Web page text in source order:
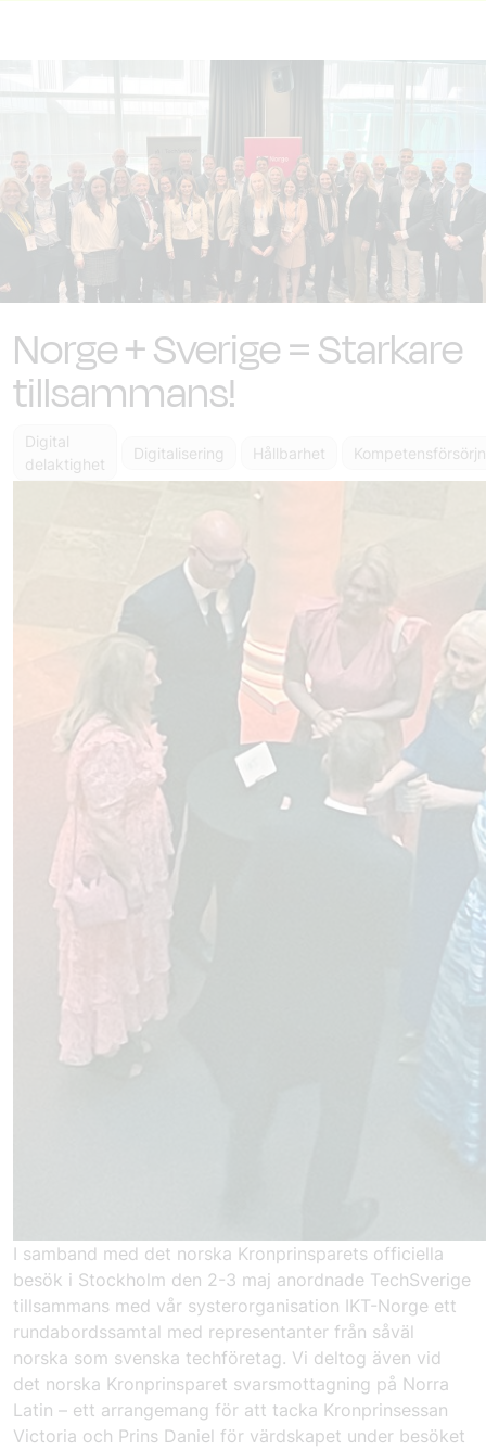
Norge + Sverige = Starkare
tillsammans!
Digital
delaktighet
Digitalisering Hållbarhet
I samband med det norska Kronprinsparets officiella
besök i Stockholm den 2-3 maj anordnade TechSverige
tillsammans med vår systerorganisation IKT-Norge ett
rundabordssamtal med representanter från såväl
norska som svenska techföretag. Vi deltog även vid
det norska Kronprinsparet svarsmottagning på Norra
Latin – ett arrangemang för att tacka Kronprinsessan
Victoria och Prins Daniel för värdskapet under besöket